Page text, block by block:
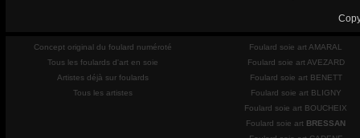
Concept original du foulard numéroté
Tous les foulards d'art en soie
Artistes déjà sur foulards
Tous les artistes
Foulard soie art AMARAL
Foulard soie art AVEZARD
Foulard soie art BENETT
Foulard soie art BLIGNY
Foulard soie art BOUCHEIX
Foulard soie art BRESSAN